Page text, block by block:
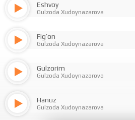
Eshvoy
Gulzoda Xudoynazarova
Fig’on
Gulzoda Xudoynazarova
Gulzorim
Gulzoda Xudoynazarova
Hanuz
Gulzoda Xudoynazarova